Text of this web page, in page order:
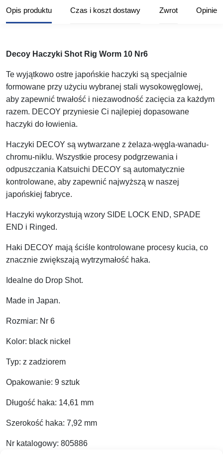
Opis produktu Czas i koszt dostawy Zwrot Opinie
Decoy Haczyki Shot Rig Worm 10 Nr6
Te wyjątkowo ostre japońskie haczyki są specjalnie
formowane przy użyciu wybranej stali wysokowęglowej,
aby zapewnić trwałość i niezawodność zacięcia za każdym
razem. DECOY przyniesie Ci najlepiej dopasowane
haczyki do łowienia.
Haczyki DECOY są wytwarzane z żelaza-węgla-wanadu-
chromu-niklu. Wszystkie procesy podgrzewania i
odpuszczania Katsuichi DECOY są automatycznie
kontrolowane, aby zapewnić najwyższą w naszej
japońskiej fabryce.
Haczyki wykorzystują wzory SIDE LOCK END, SPADE
END i Ringed.
Haki DECOY mają ściśle kontrolowane procesy kucia, co
znacznie zwiększają wytrzymałość haka.
Idealne do Drop Shot.
Made in Japan.
Rozmiar: Nr 6
Kolor: black nickel
Typ: z zadziorem
Opakowanie: 9 sztuk
Długość haka: 14,61 mm
Szerokość haka: 7,92 mm
Nr katalogowy: 805886